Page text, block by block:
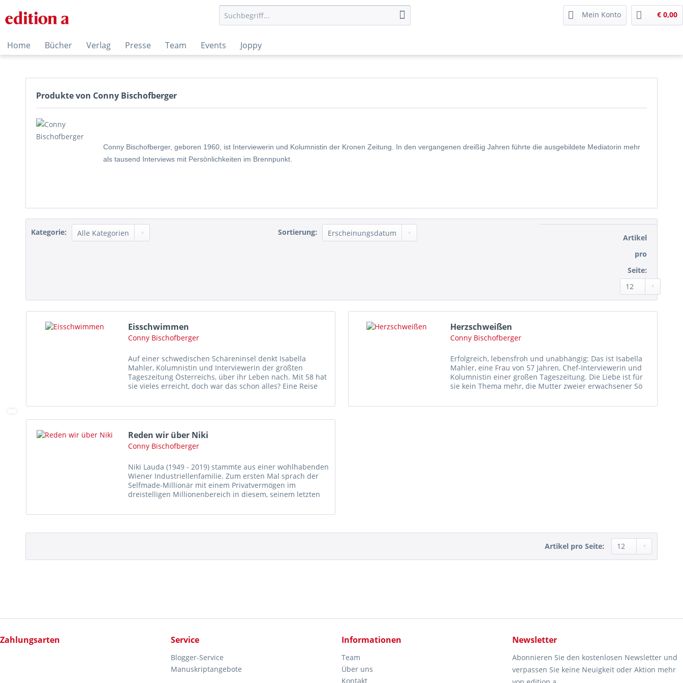
Mein Konto € 0,00
Home Bücher Verlag Presse Team Events Joppy
Produkte von Conny Bischofberger
Conny Bischo­fberger, geboren 1960, ist Interviewerin und Kolumnistin der Kronen Zeitung. In den vergangenen dreißig Jahren führte die ausgebildete Mediatorin mehr
als tausend Interviews mit Persönlichkeiten im Brennpunkt.
Kategorie: Sortierung:
Artikel
pro
Seite:
Eisschwimmen
Conny Bischofberger
Auf einer schwedischen Schäreninsel denkt Isabella
Mahler, Kolumnistin und Interviewerin der größten
Tageszeitung Österreichs, über ihr Leben nach. Mit 58 hat
sie vieles erreicht, doch war das schon alles? Eine Reise
Herzschweißen
Conny Bischofberger
Erfolgreich, lebensfroh und unabhängig: Das ist Isabella
Mahler, eine Frau von 57 Jahren, Chef-Interviewerin und
Kolumnistin einer großen Tageszeitung. Die Liebe ist für
sie kein Thema mehr, die Mutter zweier erwachsener Sö
Reden wir über Niki
Conny Bischofberger
Niki Lauda (1949 - 2019) stammte aus einer wohlhabenden
Wiener Industriellenfamilie. Zum ersten Mal sprach der
Selfmade-Millionär mit einem Privatvermögen im
dreistelligen Millionenbereich in diesem, seinem letzten
Artikel pro Seite:
Zahlungsarten Service
Blogger-Service
Manuskriptangebote
Informationen
Team
Über uns
Kontakt
Newsletter
Abonnieren Sie den kostenlosen Newsletter und
verpassen Sie keine Neuigkeit oder Aktion mehr